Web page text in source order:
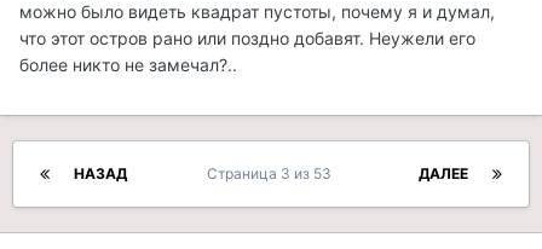
можно было видеть квадрат пустоты, почему я и думал,
что этот остров рано или поздно добавят. Неужели его
более никто не замечал?..
НАЗАД ДАЛЕЕ
Страница 3 из 53